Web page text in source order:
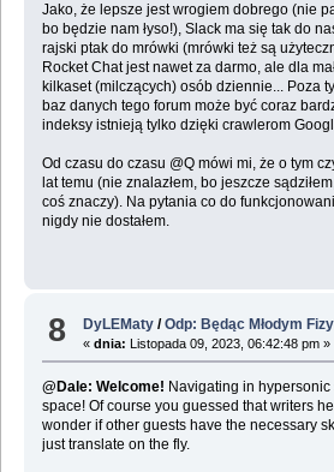
Jako, że lepsze jest wrogiem dobrego (nie
bo będzie nam łyso!), Slack ma się tak do
rajski ptak do mrówki (mrówki też są
Rocket Chat jest nawet za darmo, ale dla
kilkaset (milczących) osób dziennie... Poza
baz danych tego forum może być coraz
indeksy istnieją tylko dzięki crawlerom
Od czasu do czasu @Q mówi mi, że o tym
lat temu (nie znalazłem, bo jeszcze
coś znaczy). Na pytania co do
nigdy nie dostałem.
8 DyLEMaty /Odp: Będąc Młodym
«dnia: Listopada 09, 2023, 06:42:48 pm »
@Dale: Welcome! Navigating in
space! Of course you guessed that writers
wonder if other guests have the necessary
just translate on the fly.